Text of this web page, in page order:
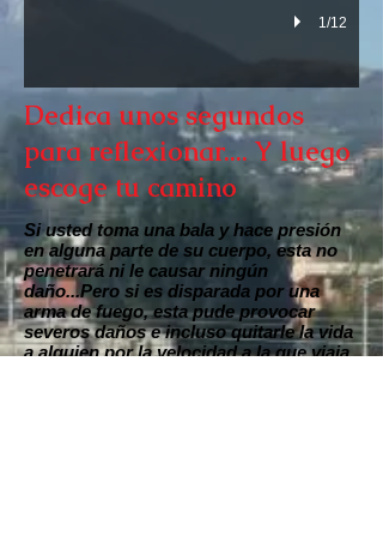
1/12
Dedica unos segundos
para reflexionar.... Y luego
escoge tu camino
Si usted toma una bala y hace presión
en alguna parte de su cuerpo, esta no
penetrará ni le causar ningún
daño...Pero si es disparada por una
arma de fuego, esta pude provocar
severos daños e incluso quitarle la vida
a alguien por la velocidad a la que viaja.